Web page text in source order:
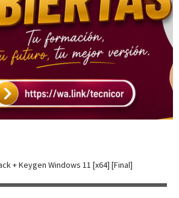
+ Keygen Windows 11 [x64] [Final]